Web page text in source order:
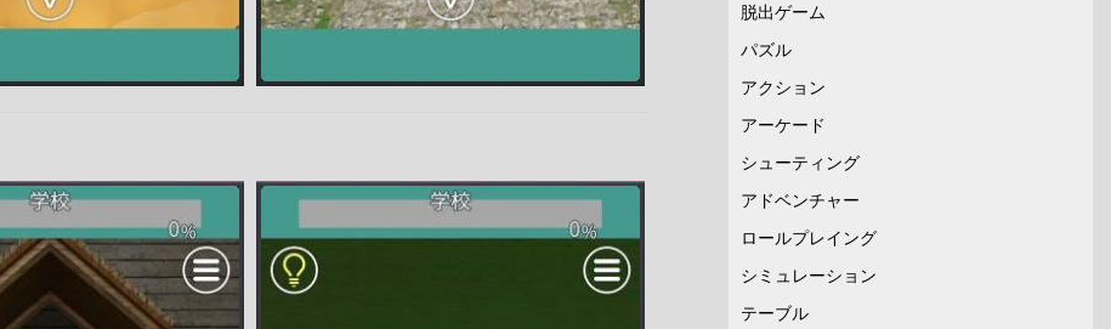
脱出ゲーム
パズル
アクション
アーケード
シューティング
アドベンチャー
ロールプレイング
シミュレーション
テーブル